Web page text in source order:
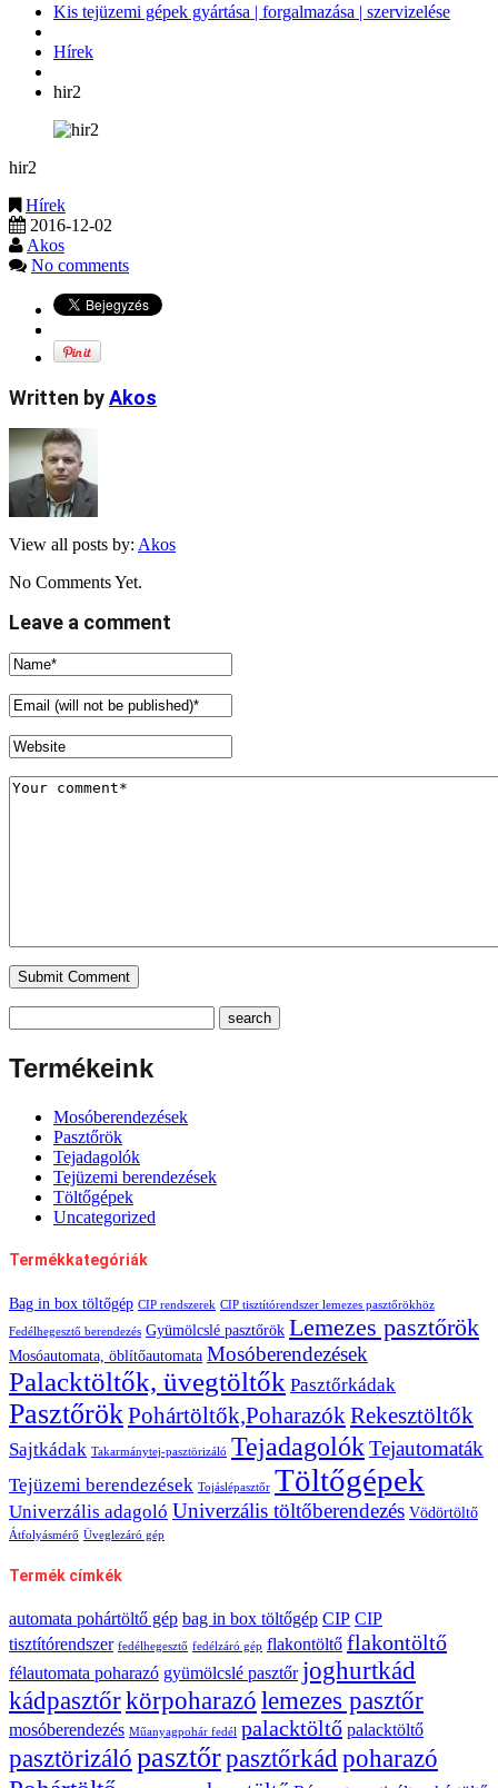
Kis tejüzemi gépek gyártása | forgalmazása | szervizelése
Hírek
hir2
hir2
Hírek
2016-12-02
Akos
No comments
Written byAkos
View all posts by: Akos
No Comments Yet.
Leave a comment
Termékeink
Mosóberendezések
Pasztőrök
Tejadagolók
Tejüzemi berendezések
Töltőgépek
Uncategorized
Termékkategóriák
Bag in box töltőgép CIP rendszerek CIP tisztítórendszer lemezes pasztőrökhöz
Fedélhegesztő berendezés Gyümölcslé pasztőrök Lemezes pasztőrök
Mosóautomata, öblítőautomata Mosóberendezések
Palacktöltők, üvegtöltők Pasztőrkádak
PasztőrökPohártöltők,Poharazók Rekesztöltők
Sajtkádak Takarmánytej-pasztörizáló TejadagolókTejautomaták
Tejüzemi berendezések Tojáslépasztőr Töltőgépek
Univerzális adagoló Univerzális töltőberendezés Vödörtöltő
Átfolyásmérő Üveglezáró gép
Termék címkék
automata pohártöltő gép bag in box töltőgép CIP CIP
tisztítórendszer fedélhegesztő fedélzáró gép flakontöltő flakontöltő
félautomata poharazó gyümölcslé pasztőr joghurtkád
kádpasztőrkörpoharazólemezes pasztőr
mosóberendezés Műanyagpohár fedél palacktöltő palacktöltő
pasztörizálópasztőrpasztőrkád poharazó